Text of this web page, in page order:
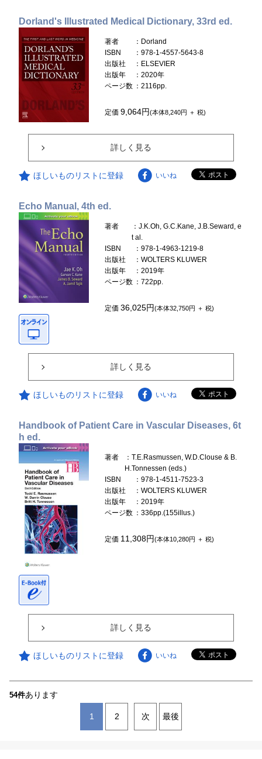
Dorland's Illustrated Medical Dictionary, 33rd ed.
著者
：Dorland
ISBN
：978-1-4557-5643-8
出版社
：ELSEVIER
出版年
：2020年
ページ数 ：2116pp.
定価9,064円(本体8,240円 ＋ 税)
詳しく見る
ほしいものリストに登録 いいね
Echo Manual, 4th ed.
著者
：J.K.Oh, G.C.Kane, J.B.Seward, e
t al.
ISBN
：978-1-4963-1219-8
出版社
：WOLTERS KLUWER
出版年
：2019年
ページ数 ：722pp.
定価36,025円(本体32,750円 ＋ 税)
詳しく見る
ほしいものリストに登録 いいね
Handbook of Patient Care in Vascular Diseases, 6t
h ed.
著者
：T.E.Rasmussen, W.D.Clouse & B.
H.Tonnessen (eds.)
ISBN
：978-1-4511-7523-3
出版社
：WOLTERS KLUWER
出版年
：2019年
ページ数 ：336pp.(155illus.)
定価 11,308円(本体10,280円 ＋ 税)
詳しく見る
ほしいものリストに登録 いいね
54件あります
1 2 次 最後